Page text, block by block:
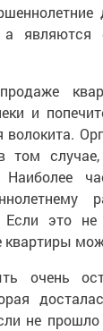
являются
и
волокита.
том
Наиболее
это не
квартиры
очень
не